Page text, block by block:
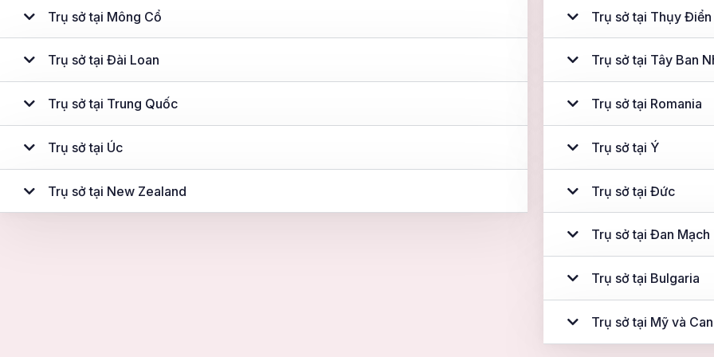
Phường Hạ Long, Tỉnh Quảng Ninh (Phường Hồng Hải, TP. Hạ
Showroom tại Khánh Hòa
(Phường Phước Hải, TP. Nha Trang cũ)
Chỉ đường
Trụ sở tại Mông Cổ
Trụ sở tại Đài Loan
Trụ sở tại Trung Quốc
Trụ sở tại Úc
Trụ sở tại New Zealand
Trụ sở tại Thụy Điển
Trụ sở tại Tây Ban
Trụ sở tại Romania
Trụ sở tại Ý
Trụ sở tại Đức
Trụ sở tại Đan Mạch
Trụ sở tại Bulgaria
Trụ sở tại Mỹ và